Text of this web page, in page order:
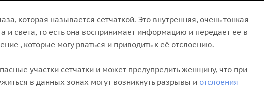
которая называется сетчаткой. Это внутренняя, очень тонкая
и света, то есть она воспринимает информацию и передает ее в
, которые могу рваться и приводить к её отслоению.
участки сетчатки и может предупредить женщину, что при
в данных зонах могут возникнуть разрывы и отслоения